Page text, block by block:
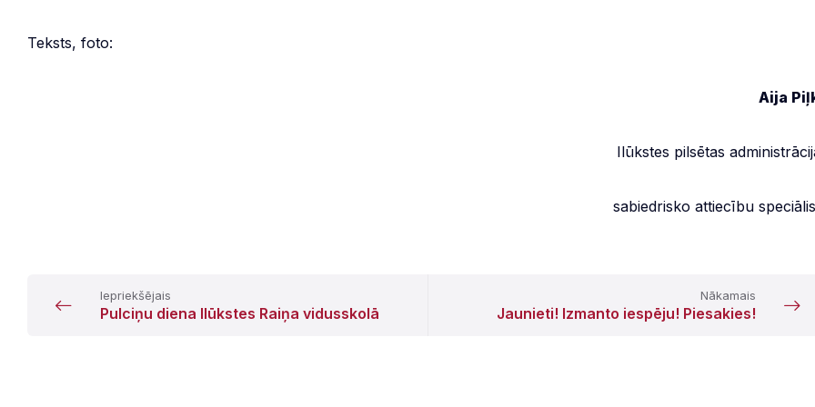
Teksts, foto:
Aija
Ilūkstes pilsētas
sabiedrisko attiecību
Iepriekšējais
Pulciņu diena Ilūkstes Raiņa vidusskolā
Nākamais
Jaunieti! Izmanto iespēju! Piesakies!